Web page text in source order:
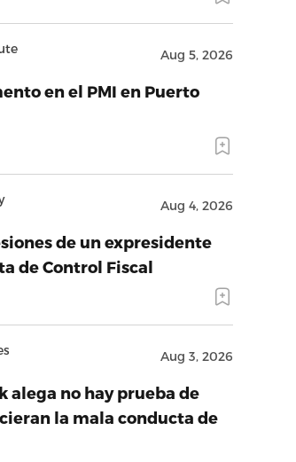
Aug 5, 2026
en el PMI en Puerto
Aug 4, 2026
de un expresidente
de Control Fiscal
Aug 3, 2026
alega no hay prueba de
la mala conducta de